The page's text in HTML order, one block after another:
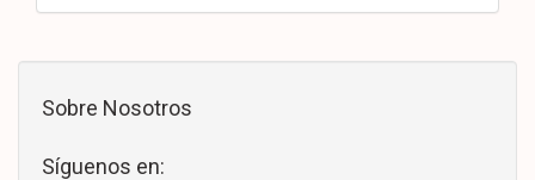
Sobre Nosotros
Síguenos en: